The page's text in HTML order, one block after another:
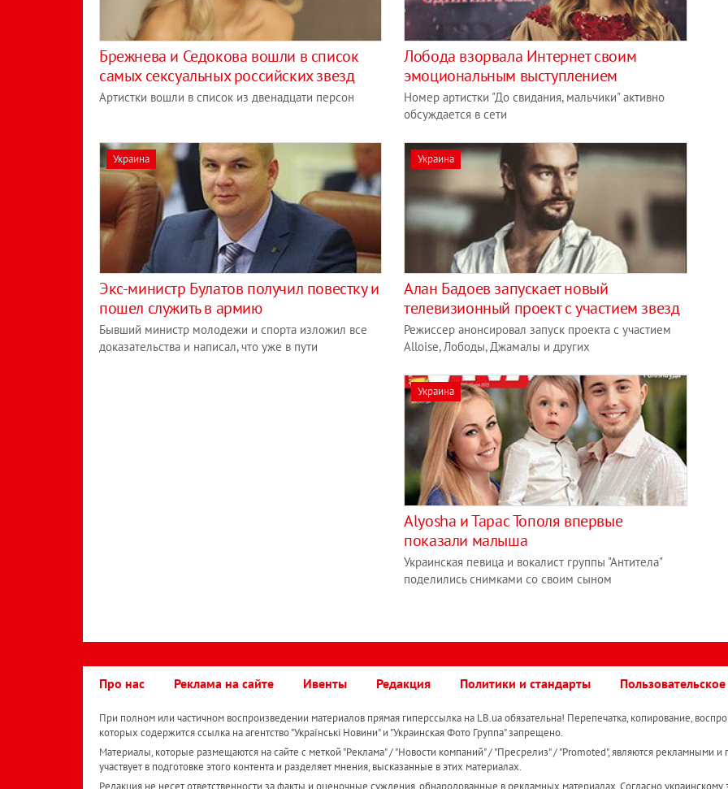
Брежнева и Седокова вошли в список
самых сексуальных российских звезд
Артистки вошли в список из двенадцати персон
Лобода взорвала Интернет своим
эмоциональным выступлением
Номер артистки "До свидания, мальчики" активно
обсуждается в сети
Украина
Экс-министр Булатов получил повестку и
пошел служить в армию
Бывший министр молодежи и спорта изложил все
доказательства и написал, что уже в пути
Украина
Алан Бадоев запускает новый
телевизионный проект с участием звезд
Режиссер анонсировал запуск проекта с участием
Alloise, Лободы, Джамалы и других
Украина
Alyosha и Тарас Тополя впервые
показали малыша
Украинская певица и вокалист группы "Антитела"
поделились снимками со своим сыном
Про нас Реклама на сайте Ивенты Редакция Политики и стандарты
При полном или частичном воспроизведении материалов прямая гиперссылка на LB.ua обязательна! Перепечатка, копирование,
которых содержится ссылка на агентство "Українськi Новини" и "Украинская Фото Группа" запрещено.
Материалы, которые размещаются на сайте с меткой "Реклама" / "Новости компаний" / "Пресрелиз" / "Promoted", являются рекламными и
участвует в подготовке этого контента и разделяет мнения, высказанные в этих материалах.